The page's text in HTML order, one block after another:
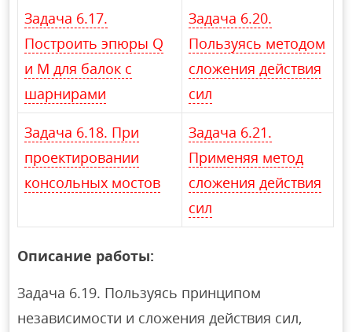
Задача 6.17.
Построить эпюры Q
и M для балок с
шарнирами
Задача 6.20.
Пользуясь методом
сложения действия
сил
Задача 6.18. При
проектировании
консольных мостов
Задача 6.21.
Применяя метод
сложения действия
сил
Описание работы:
Задача 6.19. Пользуясь принципом
независимости и сложения действия сил,